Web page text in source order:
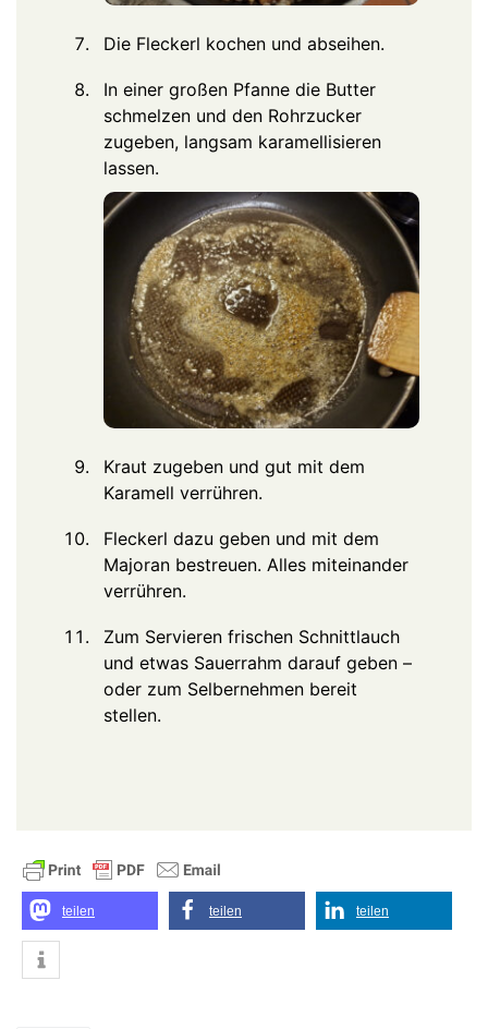
Die Fleckerl kochen und abseihen.
In einer großen Pfanne die Butter
schmelzen und den Rohrzucker
zugeben, langsam karamellisieren
lassen.
Kraut zugeben und gut mit dem
Karamell verrühren.
Fleckerl dazu geben und mit dem
Majoran bestreuen. Alles miteinander
verrühren.
Zum Servieren frischen Schnittlauch
und etwas Sauerrahm darauf geben –
oder zum Selbernehmen bereit
stellen.
teilen teilen teilen